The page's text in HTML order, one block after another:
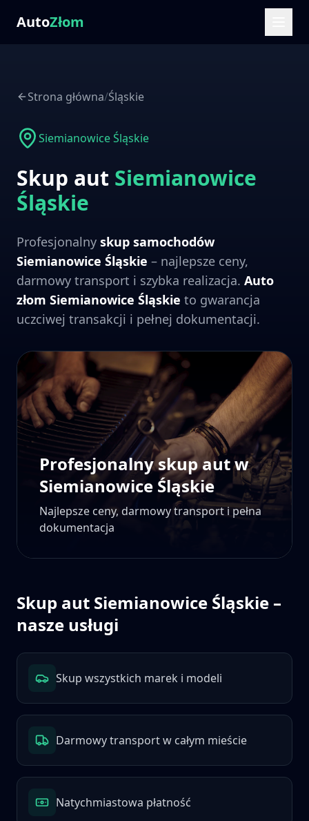
AutoZłom
Strona główna/Śląskie
Siemianowice Śląskie
Skup aut Siemianowice
Śląskie
Profesjonalny skup samochodów
Siemianowice Śląskie – najlepsze ceny,
darmowy transport i szybka realizacja. Auto
złom Siemianowice Śląskie to gwarancja
uczciwej transakcji i pełnej dokumentacji.
Profesjonalny skup aut w
Siemianowice Śląskie
Najlepsze ceny, darmowy transport i pełna
dokumentacja
Skup aut Siemianowice Śląskie –
nasze usługi
Skup wszystkich marek i modeli
Darmowy transport w całym mieście
Natychmiastowa płatność